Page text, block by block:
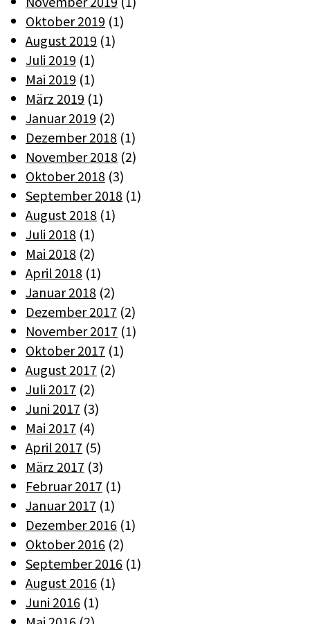
Oktober 2019 (1)
August 2019 (1)
Juli 2019 (1)
Mai 2019 (1)
März 2019 (1)
Januar 2019 (2)
Dezember 2018 (1)
November 2018 (2)
Oktober 2018 (3)
September 2018 (1)
August 2018 (1)
Juli 2018 (1)
Mai 2018 (2)
April 2018 (1)
Januar 2018 (2)
Dezember 2017 (2)
November 2017 (1)
Oktober 2017 (1)
August 2017 (2)
Juli 2017 (2)
Juni 2017 (3)
Mai 2017 (4)
April 2017 (5)
März 2017 (3)
Februar 2017 (1)
Januar 2017 (1)
Dezember 2016 (1)
Oktober 2016 (2)
September 2016 (1)
August 2016 (1)
Juni 2016 (1)